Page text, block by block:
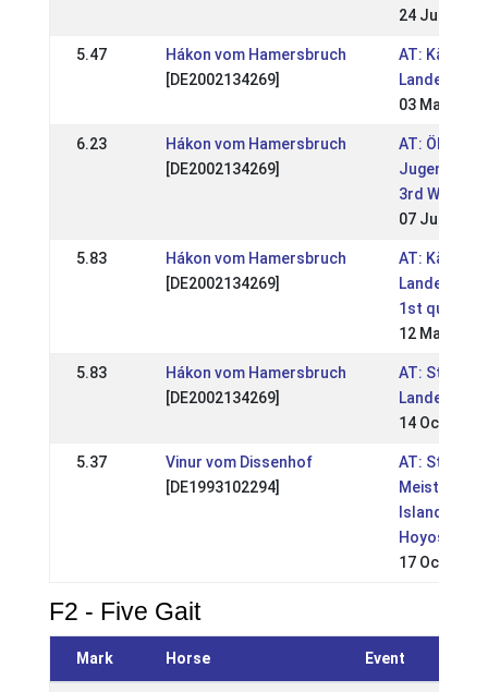
24 Jun 2018
5.47
Hákon vom Hamersbruch
[DE2002134269]
AT:
03 May 2014
6.23
Hákon vom Hamersbruch
[DE2002134269]
AT: ÖM und
3rd WM
07 Jul 2013
5.83
Hákon vom Hamersbruch
[DE2002134269]
AT:
1st
12 May 2013
5.83
Hákon vom Hamersbruch
[DE2002134269]
AT:
14 Oct 2012
5.37
Vinur vom Dissenhof
[DE1993102294]
AT:
Hoyos
17 Oct 2010
F2 - Five Gait
Mark Horse Event